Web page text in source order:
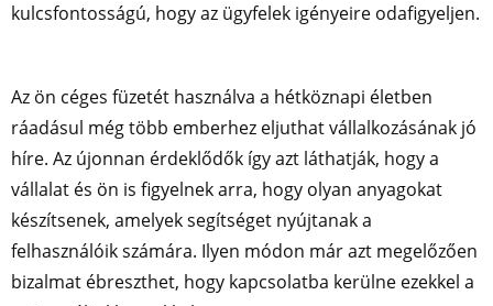
kulcsfontosságú, hogy az ügyfelek igényeire odafigyeljen.
Az ön céges füzetét használva a hétköznapi életben
ráadásul még több emberhez eljuthat vállalkozásának jó
híre. Az újonnan érdeklődők így azt láthatják, hogy a
vállalat és ön is figyelnek arra, hogy olyan anyagokat
készítsenek, amelyek segítséget nyújtanak a
felhasználóik számára. Ilyen módon már azt megelőzően
bizalmat ébreszthet, hogy kapcsolatba kerülne ezekkel a